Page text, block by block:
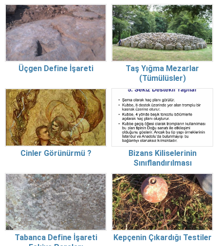
Üçgen Define İşareti
Taş Yığma Mezarlar
(Tümülüsler)
Cinler Görünürmü ?
Bizans Kiliselerinin
Sınıflandırılması
Tabanca Define İşareti
Kepçenin Çıkardığı Testiler